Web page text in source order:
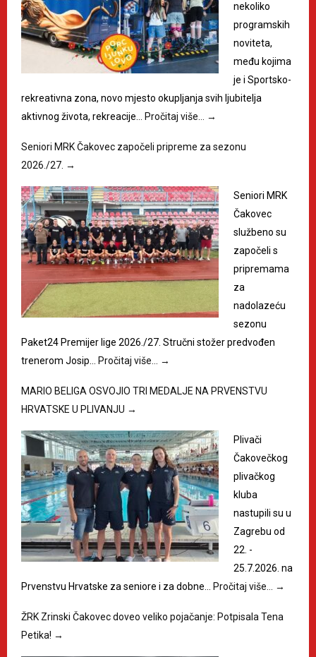
nekoliko
programskih
noviteta,
među kojima
je i Sportsko-
rekreativna zona, novo mjesto okupljanja svih ljubitelja
aktivnog života, rekreacije… Pročitaj više… →
Seniori MRK Čakovec započeli pripreme za sezonu
2026./27. →
Seniori MRK
Čakovec
službeno su
započeli s
pripremama
za
nadolazeću
sezonu
Paket24 Premijer lige 2026./27. Stručni stožer predvođen
trenerom Josip… Pročitaj više… →
MARIO BELIGA OSVOJIO TRI MEDALJE NA PRVENSTVU
HRVATSKE U PLIVANJU →
Plivači
Čakovečkog
plivačkog
kluba
nastupili su u
Zagrebu od
22. -
25.7.2026. na
Prvenstvu Hrvatske za seniore i za dobne… Pročitaj više… →
ŽRK Zrinski Čakovec doveo veliko pojačanje: Potpisala Tena
Petika! →